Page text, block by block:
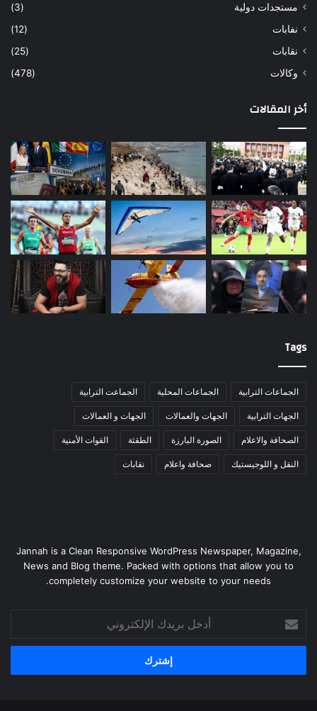
مستجدات دولية
(3)
نفابات
(12)
نقابات
(25)
وكالات
(478)
أخر المقالات
Tags
الجماعات الترابية الجماعات المحلية الجماعت الترابية
الجهات الترابية الجهات والعمالات الجهات و العمالات
الصحافة والاعلام الصورة البارزة الطقثة القوات الأمنية
النقل و اللوجيستيك صحافة واعلام نقابات
Jannah is a Clean Responsive WordPress Newspaper, Magazine,
News and Blog theme. Packed with options that allow you to
completely customize your website to your needs.
بريدك
الإلكتروني